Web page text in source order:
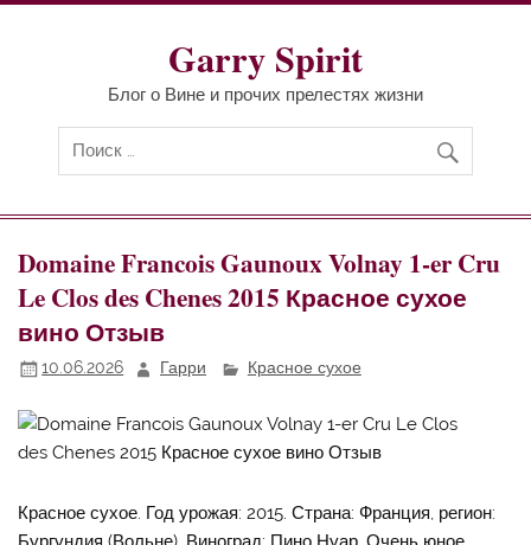
Перейти
Garry Spirit
Блог о Вине и прочих прелестях жизни
Domaine Francois Gaunoux Volnay 1-er Cru
Le Clos des Chenes 2015 Красное сухое
вино Отзыв
10.06.2026 Гарри Красное сухое
Красное сухое. Год урожая: 2015. Страна: Франция, регион: